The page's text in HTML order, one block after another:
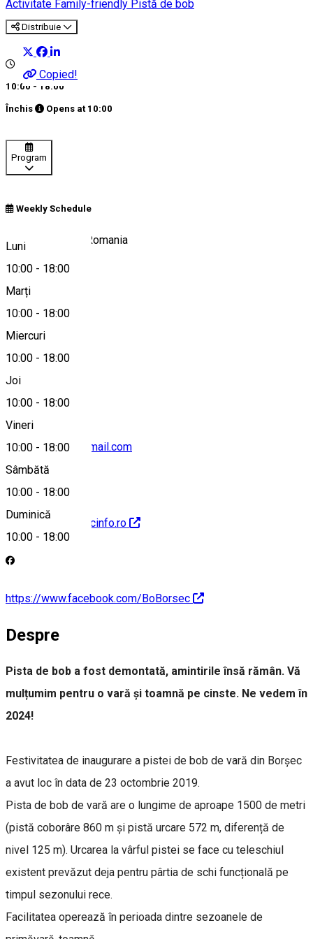
Activitate Family-friendly Pistă de bob
Distribuie
Copied!
10:00 - 18:00
Închis Opens at 10:00
Program
Weekly Schedule
Luni
10:00 - 18:00
Marți
10:00 - 18:00
Miercuri
10:00 - 18:00
Joi
10:00 - 18:00
Vineri
10:00 - 18:00
Sâmbătă
10:00 - 18:00
Duminică
10:00 - 18:00
Borsec 535300, Romania
Hartă
turism.borsec@gmail.com
http://www.borsecinfo.ro
https://www.facebook.com/BoBorsec
Despre
Pista de bob a fost demontată, amintirile însă rămân. Vă
mulțumim pentru o vară și toamnă pe cinste. Ne vedem în
2024!
Festivitatea de inaugurare a pistei de bob de vară din Borșec
a avut loc în data de 23 octombrie 2019.
Pista de bob de vară are o lungime de aproape 1500 de metri
(pistă coborâre 860 m și pistă urcare 572 m, diferență de
nivel 125 m). Urcarea la vârful pistei se face cu teleschiul
existent prevăzut deja pentru pârtia de schi funcțională pe
timpul sezonului rece.
Facilitatea operează în perioada dintre sezoanele de